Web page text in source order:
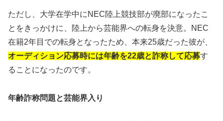
ただし、大学在学中にNEC陸上競技部が廃部になったこ
とをきっかけに、陸上から芸能界への転身を決意。NEC
在籍2年目での転身となったため、本来25歳だった彼が、
オーディション応募時には年齢を22歳と詐称して応募す
ることになったのです。
年齢詐称問題と芸能界入り